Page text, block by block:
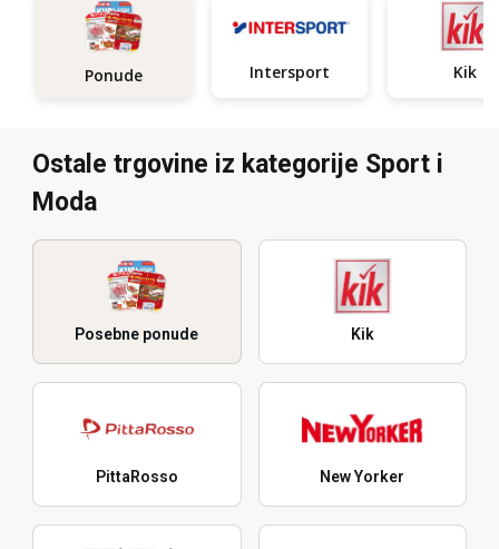
Ponude Intersport Kik
Ostale trgovine iz kategorije Sport i
Moda
Posebne ponude Kik
PittaRosso New Yorker